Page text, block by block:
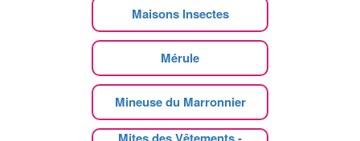
Maisons Insectes
Mérule
Mineuse du Marronnier